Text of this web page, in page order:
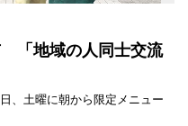
「地域の人同士交流
、土曜に朝から限定メニュー